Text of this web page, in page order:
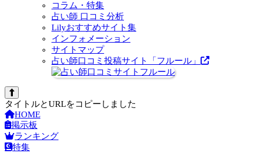
コラム・特集
占い師 口コミ分析
Lilyおすすめサイト集
インフォメーション
サイトマップ
占い師口コミ投稿サイト「フルール」
タイトルとURLをコピーしました
HOME
掲示板
ランキング
特集